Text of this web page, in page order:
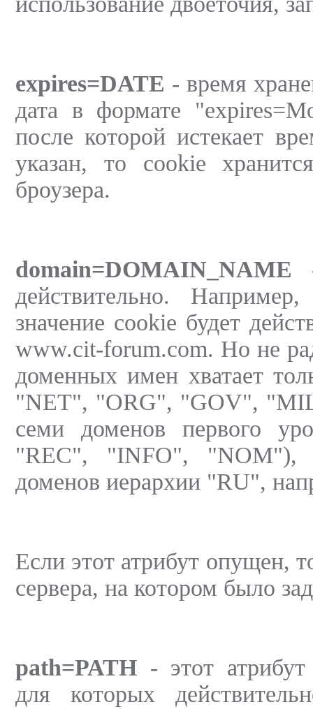
expires=DATE - время
дата в формате
после которой истекает
указан, то cookie
броузера.
domain=DOMAIN_NAME
действительно.
значение cookie будет
www.cit-forum.com. Но не
доменных имен хватает
"NET", "ORG", "GOV",
семи доменов первого
"REC", "INFO", "NOM"),
доменов иерархии "RU",
Если этот атрибут опущен,
сервера, на котором было
path=PATH - этот
для которых